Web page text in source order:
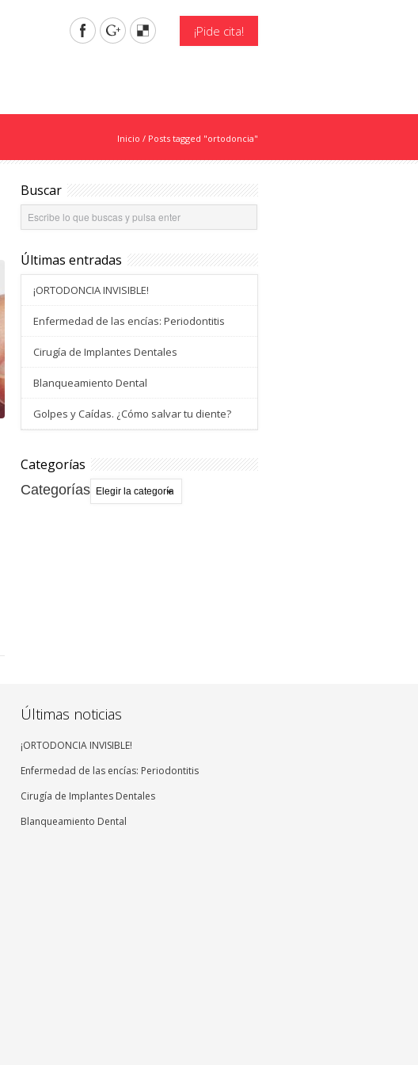
¡Pide cita!
Inicio / Posts tagged "ortodoncia"
Buscar
Últimas entradas
¡ORTODONCIA INVISIBLE!
Enfermedad de las encías: Periodontitis
Cirugía de Implantes Dentales
Blanqueamiento Dental
Golpes y Caídas. ¿Cómo salvar tu diente?
Categorías
Categorías
Últimas noticias
¡ORTODONCIA INVISIBLE!
Enfermedad de las encías: Periodontitis
Cirugía de Implantes Dentales
Blanqueamiento Dental